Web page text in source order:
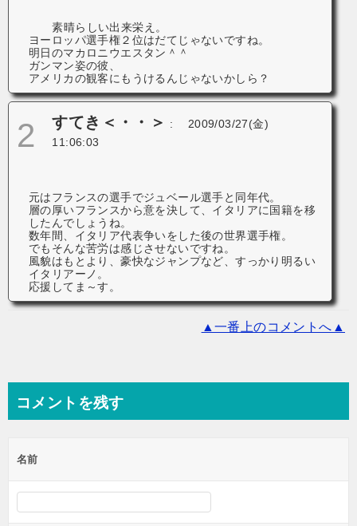
素晴らしい出来栄え。
ヨーロッパ選手権２位はだてじゃないですね。
明日のマカロニウエスタン＾＾
ガンマン姿の彼、
アメリカの観客にもうけるんじゃないかしら？
2 すてき＜・・＞ :
2009/03/27(金)
11:06:03
元はフランスの選手でジュベール選手と同年代。
層の厚いフランスから意を決して、イタリアに国籍を移
したんでしょうね。
数年間、イタリア代表争いをした後の世界選手権。
でもそんな苦労は感じさせないですね。
風貌はもとより、豪快なジャンプなど、すっかり明るい
イタリアーノ。
応援してま～す。
▲一番上のコメントへ▲
コメントを残す
名前